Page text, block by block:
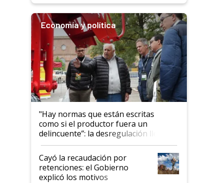
Economía y política
"Hay normas que están escritas
como si el productor fuera un
delincuente”: la desregulación llegó
al Congreso Aapresid y hasta se
habló del financiamiento al IPCVA
Cayó la recaudación por
retenciones: el Gobierno
explicó los motivos